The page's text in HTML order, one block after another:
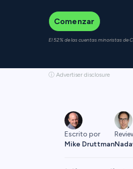
Comenzar
El 52% de las cuentas minoristas de
ⓘ Advertiser disclosure
Escrito por
Mike Druttman